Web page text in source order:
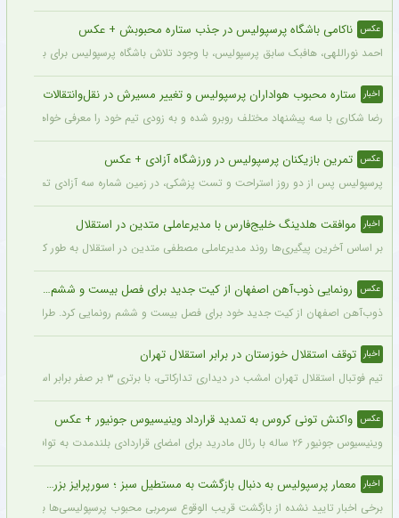
عکس ناکامی باشگاه پرسپولیس در جذب ستاره محبوبش + عکس
احمد نوراللهی، هافبک سابق پرسپولیس، با وجود تلاش باشگاه پرسپولیس برای بازگشت
اخبار ستاره محبوب هواداران پرسپولیس و تغییر مسیرش در نقل‌وانتقالات
رضا شکاری با سه پیشنهاد مختلف روبرو شده و به زودی تیم خود را معرفی خواهد کرد.
عکس تمرین بازیکنان پرسپولیس در ورزشگاه آزادی + عکس
پرسپولیس پس از دو روز استراحت و تست پزشکی، در زمین شماره سه آزادی تمرین کرد.
اخبار موافقت هلدینگ خلیج‌فارس با مدیرعاملی متدین در استقلال
بر اساس آخرین پیگیری‌ها روند مدیرعاملی مصطفی متدین در استقلال به طور کامل
عکس رونمایی ذوب‌آهن اصفهان از کیت جدید برای فصل بیست و ششم + عکس
ذوب‌آهن اصفهان از کیت جدید خود برای فصل بیست و ششم رونمایی کرد. طراحی
اخبار توقف استقلال خوزستان در برابر استقلال تهران
تیم فوتبال استقلال تهران امشب در دیداری تدارکاتی، با برتری ۳ بر صفر برابر استقلال خوزستان، با دبل سعید سحرخیزان و گل یاسر آسانی پیروز شد.
عکس واکنش تونی کروس به تمدید قرارداد وینیسیوس جونیور + عکس
وینیسیوس جونیور ۲۶ ساله با رئال مادرید برای امضای قراردادی بلندمدت به توافق رسید که او را تا سال ۲۰۳۲ در سانتیاگو برنابئو نگه خواهد داشت و به شایعات درباره احتمال جدایی‌اش از این باشگاه پایان می‌دهد.
اخبار معمار پرسپولیس به دنبال بازگشت به مستطیل سبز ؛ سورپرایز بزرگ در راه است ؟ + جزئیات
برخی اخبار تایید نشده از بازگشت قریب الوقوع سرمربی محبوب پرسپولیسی‌ها به دنیای